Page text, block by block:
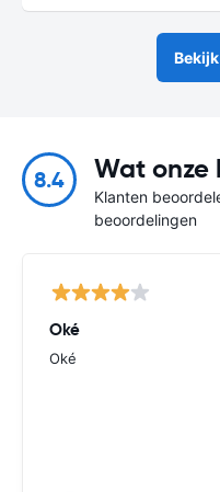
8.4 Wat onze
Klanten
beoordelingen
Oké
Oké